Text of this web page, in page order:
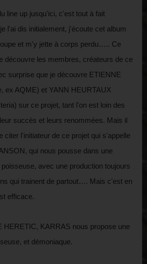
line up jusqu'ici, c'est tout à fait
l'ai dis initialement, j'écoute cet album
et m'y jette à corps perdu….. Ce
découvre les membres, créateurs de ce
surprise que je découvre ETIENNE
ex AQME) et YANN HEURTAUX
sur ce projet, tant l'on est loin des
succès et leurs renommées. Mais il
citer l'initiateur de ce projet qui s'appelle
qui nous pousse dans une
avec une production toujours
qui trainent de partout…. Mais c'est en
efficace.
HERETIC, KARRAS nous propose une
et démoniaque.